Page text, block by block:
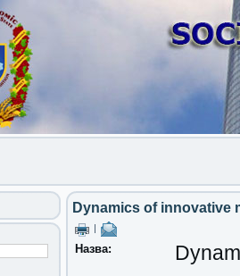
Dynamics of innovative
Назва: